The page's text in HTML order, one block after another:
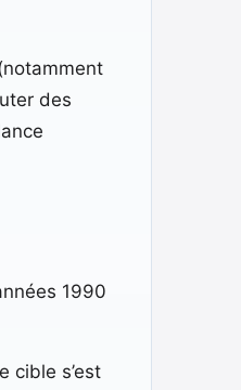
des
1990
cible s’est